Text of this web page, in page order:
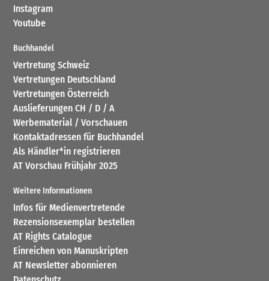
Instagram
Youtube
Buchhandel
Vertretung Schweiz
Vertretungen Deutschland
Vertretungen Österreich
Auslieferungen CH / D / A
Werbematerial / Vorschauen
Kontaktadressen für Buchhandel
Als Händler*in registrieren
AT Vorschau Frühjahr 2025
Weitere Informationen
Infos für Medienvertretende
Rezensionsexemplar bestellen
AT Rights Catalogue
Einreichen von Manuskripten
AT Newsletter abonnieren